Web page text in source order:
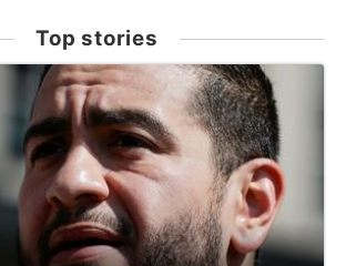
Top stories